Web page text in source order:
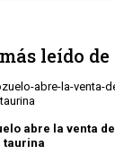
leído
abre la venta
taurina